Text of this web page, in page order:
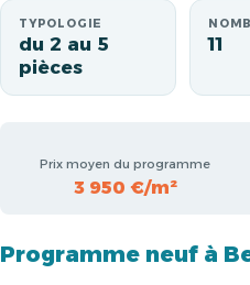
TYPOLOGIE
du 2 au 5
pièces
11
Prix moyen du programme
3 950 €/m²
Programme neuf à